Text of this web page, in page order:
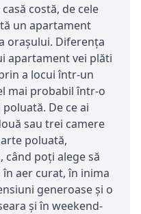
costă, de cele
un apartament
orașului. Diferența
apartament vei plăti
a locui într-un
mai probabil într-o
De ce ai
sau trei camere
poluată,
când poți alege să
aer curat, în inima
generoase și o
și în weekend-